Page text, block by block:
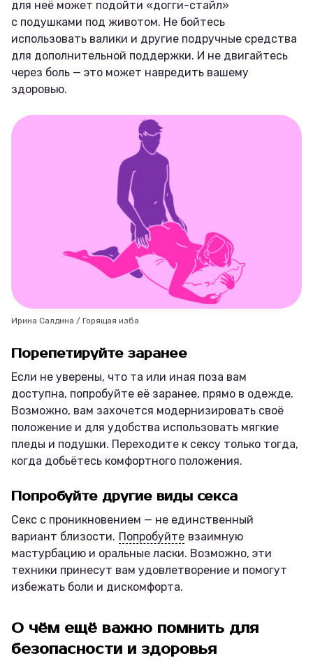
для неё может подойти «догги-стайл»
с подушками под животом. Не бойтесь
использовать валики и другие подручные средства
для дополнительной поддержки. И не двигайтесь
через боль — это может навредить вашему
здоровью.
Ирина Салдина / Горящая изба
Порепетируйте заранее
Если не уверены, что та или иная поза вам
доступна, попробуйте её заранее, прямо в одежде.
Возможно, вам захочется модернизировать своё
положение и для удобства использовать мягкие
пледы и подушки. Переходите к сексу только тогда,
когда добьётесь комфортного положения.
Попробуйте другие виды секса
Секс с проникновением — не единственный
вариант близости. Попробуйте взаимную
мастурбацию и оральные ласки. Возможно, эти
техники принесут вам удовлетворение и помогут
избежать боли и дискомфорта.
О чём ещё важно помнить для
безопасности и здоровья